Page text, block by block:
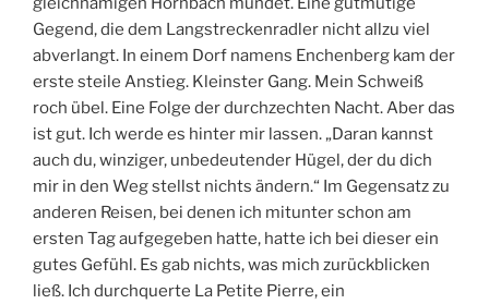
Gegend, die dem Langstreckenradler nicht allzu viel
abverlangt. In einem Dorf namens Enchenberg kam der
erste steile Anstieg. Kleinster Gang. Mein Schweiß
roch übel. Eine Folge der durchzechten Nacht. Aber das
ist gut. Ich werde es hinter mir lassen. „Daran kannst
auch du, winziger, unbedeutender Hügel, der du dich
mir in den Weg stellst nichts ändern.“ Im Gegensatz zu
anderen Reisen, bei denen ich mitunter schon am
ersten Tag aufgegeben hatte, hatte ich bei dieser ein
gutes Gefühl. Es gab nichts, was mich zurückblicken
ließ. Ich durchquerte La Petite Pierre, ein